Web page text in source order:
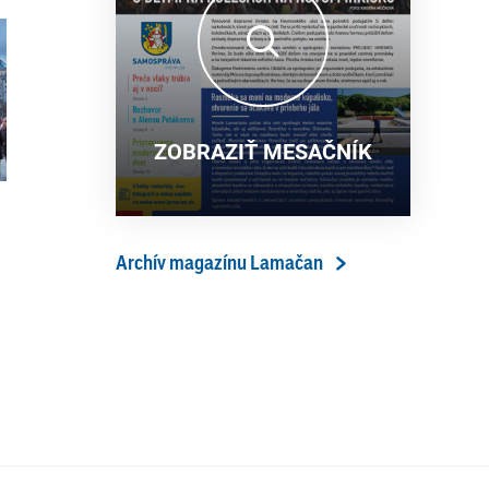
18. 6. 2026
13. ročník Simultánky pod
lipami v Lamači priniesol
výborný šach aj príjemnú
komunitnú atmosféru
ZOBRAZIŤ MESAČNÍK
Archív magazínu Lamačan